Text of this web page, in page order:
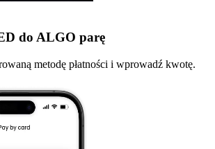
do ALGO parę
metodę płatności i wprowadź kwotę.